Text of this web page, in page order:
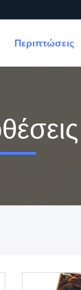
Περιπτώσεις